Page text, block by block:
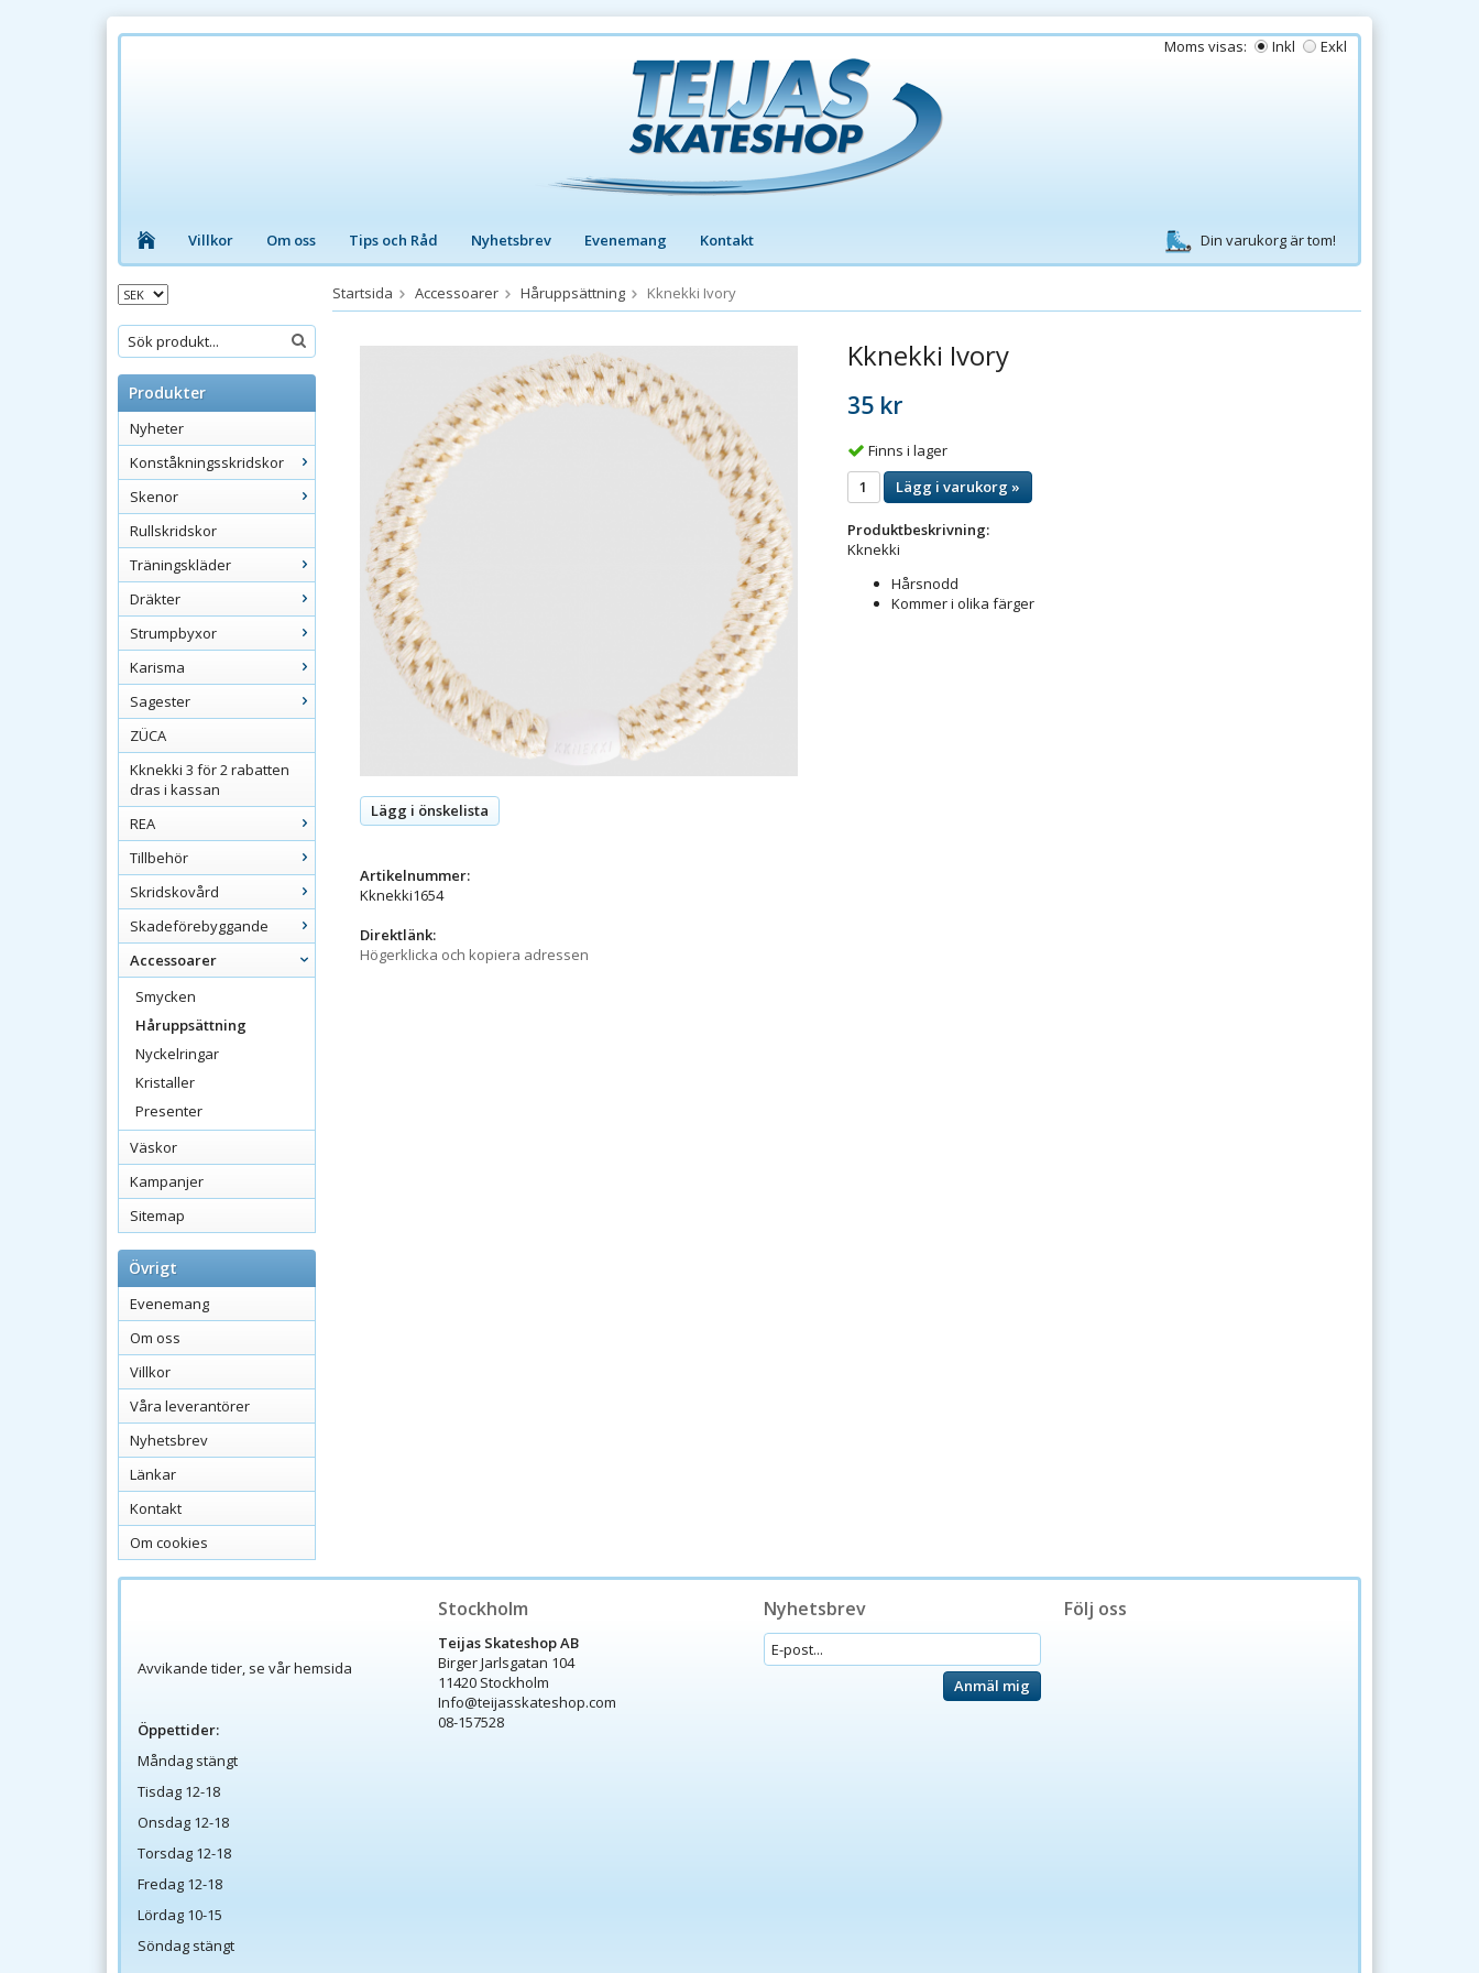
Moms visas: Inkl Exkl
Villkor Om oss Tips och Råd Nyhetsbrev Evenemang Kontakt Din varukorg är tom!
Produkter
Nyheter
Konståkningsskridskor
Skenor
Rullskridskor
Träningskläder
Dräkter
Strumpbyxor
Karisma
Sagester
ZÜCA
Kknekki 3 för 2 rabatten
dras i kassan
REA
Tillbehör
Skridskovård
Skadeförebyggande
Accessoarer
Smycken
Håruppsättning
Nyckelringar
Kristaller
Presenter
Väskor
Kampanjer
Sitemap
Övrigt
Evenemang
Om oss
Villkor
Våra leverantörer
Nyhetsbrev
Länkar
Kontakt
Om cookies
Startsida Accessoarer Håruppsättning Kknekki Ivory
Kknekki Ivory
35 kr
Finns i lager
Lägg i varukorg »
Produktbeskrivning:
Kknekki
Hårsnodd
Kommer i olika färger
Lägg i önskelista
Artikelnummer:
Kknekki1654
Direktlänk:
Högerklicka och kopiera adressen
Avvikande tider, se vår hemsida
Öppettider:
Måndag stängt
Tisdag 12-18
Onsdag 12-18
Torsdag 12-18
Fredag 12-18
Lördag 10-15
Söndag stängt
Stockholm
Teijas Skateshop AB
Birger Jarlsgatan 104
11420 Stockholm
Info@teijasskateshop.com
08-157528
Följ oss
Nyhetsbrev
Anmäl mig